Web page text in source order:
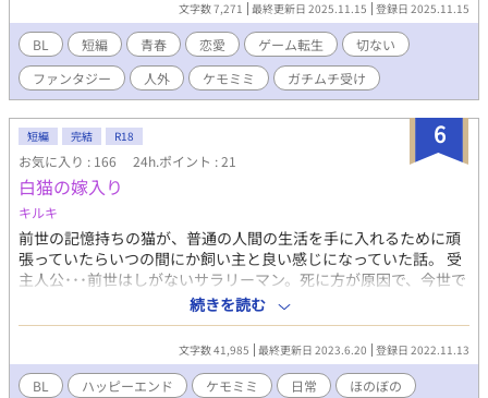
子と出会ったことで、怒涛のような波乱が。高校生の競技ダンス
青春物語。 すこしだけアダルトな描写があります。R15。 【転生
してスローライフを送る俺は、愛しいあなたへ銀狼の遠吠えを捧
げる】 ゲームの世界に転生して、スローライフを満喫していた狼
族のシンバ。 しばらくは平穏だったのが、本来のゲームらしくな
い展開になり「世界の果て」を目指すことに。 すこしだけアダル
トな描写ありのR18。 【転生した俺はハイヒールでワルツを踊
る】 転生したのは乙女ゲームの世界。 でもって、どうしてか、ゴ
リマッチョな男子高生の姿形、性別も変わらないまま、ドレスを
まといハイヒールをはく羽目に・・・！ がっつり日本男児がドレ
スアップして、中世ヨーロッパ風の世界ですったもんだするBL小
説。 お相手は三人、侯爵令息、皇帝の弟、森番。 描写なしの全年
齢向け。 こちらは試し読みになります。 本編は電子書籍で販売
中。 詳細を知れるブログのリンクは↓にあります。
文字数 7,271 最終更新日 2025.11.15 登録日 2025.11.15
BL 短編 青春 恋愛 ゲーム転生
切ない
ファンタジー
人外 ケモミミ ガチムチ受け
6
短編 完結 R18
お気に入り : 166 24h.ポイント : 21
白猫の嫁入り
キルキ
前世の記憶持ちの猫が、普通の人間の生活を手に入れるために頑
張っていたらいつの間にか飼い主と良い感じになっていた話。 受
主人公･･･前世はしがないサラリーマン。死に方が原因で、今世で
もトラウマが残っている。ある日神様に使命をくだされた結果、
ヒトの身体を手に入れるも、飼い主の大輝に対して"好き"としか
言えない縛りがついてしまう。 大輝･･･攻め。夏休み中の大学
生。いろいろびっくり仰天な主人公の面倒を献身的にしてくれ
る。優しくて顔が良くて女にモテる。
続きを読む
文字数 41,985 最終更新日 2023.6.20 登録日 2022.11.13
BL ハッピーエンド ケモミミ 日常 ほのぼの